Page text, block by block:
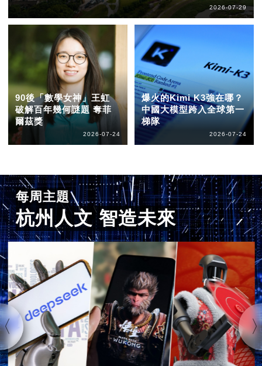
2026-07-29
90後「數學女神」王虹
破解百年幾何謎題 奪菲
爾茲獎
2026-07-24
爆火的Kimi K3強在哪？
中國大模型跨入全球第一
梯隊
2026-07-24
每周主題
杭州人文 智造未來